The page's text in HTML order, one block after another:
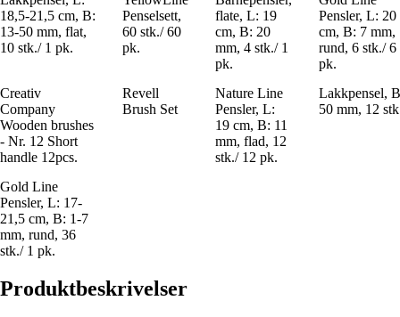
18,5-21,5 cm, B:
13-50 mm, flat,
10 stk./ 1 pk.
Penselsett,
60 stk./ 60
pk.
flate, L: 19
cm, B: 20
mm, 4 stk./ 1
pk.
Pensler, L: 20
cm, B: 7 mm,
rund, 6 stk./ 6
pk.
Creativ
Company
Wooden brushes
- Nr. 12 Short
handle 12pcs.
Revell
Brush Set
Nature Line
Pensler, L:
19 cm, B: 11
mm, flad, 12
stk./ 12 pk.
Lakkpensel,
50 mm, 12
Gold Line
Pensler, L: 17-
21,5 cm, B: 1-7
mm, rund, 36
stk./ 1 pk.
Produktbeskrivelser